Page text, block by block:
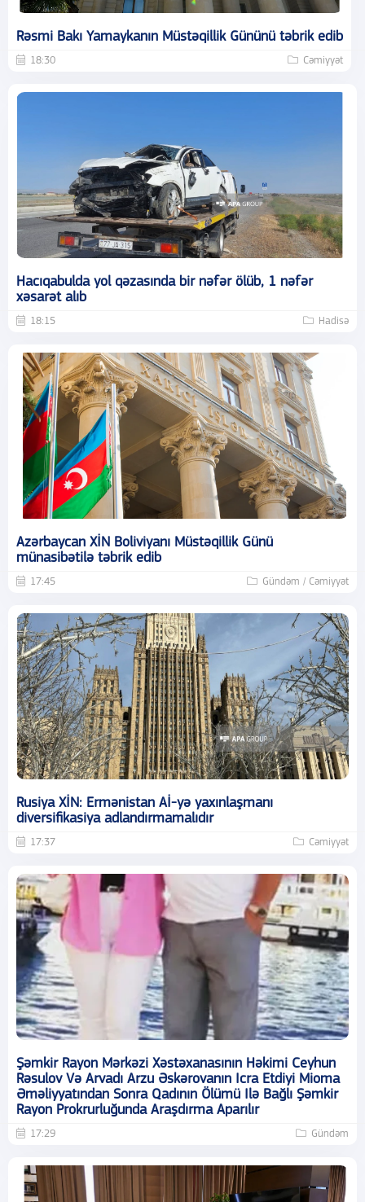
Rəsmi Bakı Yamaykanın Müstəqillik Gününü təbrik edib
18:30 Cəmiyyət
Hacıqabulda yol qəzasında bir nəfər ölüb, 1 nəfər
xəsarət alıb
18:15 Hadisə
Azərbaycan XİN Boliviyanı Müstəqillik Günü
münasibətilə təbrik edib
17:45 Gündəm / Cəmiyyət
Rusiya XİN: Ermənistan Aİ-yə yaxınlaşmanı
diversifikasiya adlandırmamalıdır
17:37 Cəmiyyət
Şəmkir Rayon Mərkəzi Xəstəxanasının Həkimi Ceyhun
Rəsulov Və Arvadı Arzu Əskərovanın Icra Etdiyi Mioma
Əməliyyatından Sonra Qadının Ölümü Ilə Bağlı Şəmkir
Rayon Prokrurluğunda Araşdırma Aparılır
17:29 Gündəm